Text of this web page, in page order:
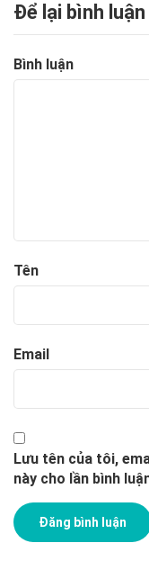
Để lại bình luận
Bình luận
Tên
Email
Lưu tên của tôi,
này cho lần bình